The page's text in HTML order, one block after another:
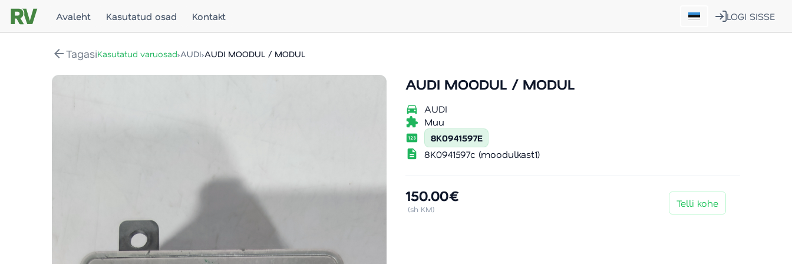
Avaleht Kasutatud osad Kontakt LOGI SISSE
arrow_backTagasiKasutatud varuosad›AUDI›AUDI MOODUL / MODUL
AUDI MOODUL / MODUL
directions_car AUDI
extension Muu
pin 8K0941597E
description 8K0941597c (moodulkast1)
150.00€
(sh KM) Telli kohe